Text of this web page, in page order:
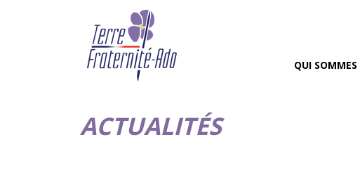
QUI SOMMES
ACTUALITÉS